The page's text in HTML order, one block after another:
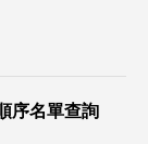
序名單查詢